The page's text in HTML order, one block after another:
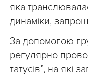
яка
динаміки,
За допомогою
регулярно
татусів”, на які